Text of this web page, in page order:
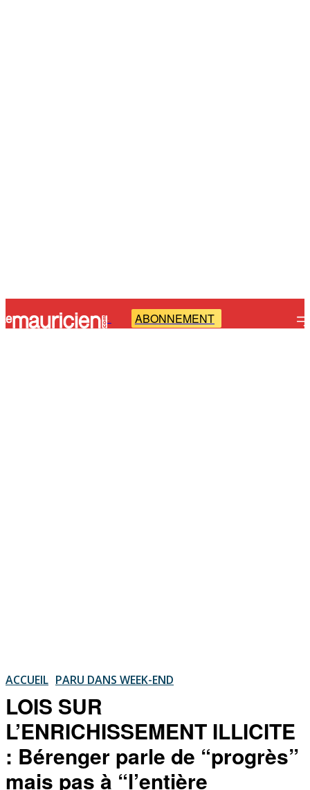
- ABONNEMENT
ACCUEIL PARU DANS WEEK-END
LOIS SUR
L’ENRICHISSEMENT ILLICITE
: Bérenger parle de “progrès”
mais pas à “l’entière